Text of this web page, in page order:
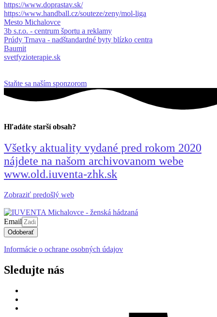
https://www.doprastav.sk/
https://www.handball.cz/souteze/zeny/mol-liga
Mesto Michalovce
3b s.r.o. - centrum športu a reklamy
Prúdy Trnava - nadštandardné byty blízko centra
Baumit
svetfyzioterapie.sk
Staňte sa naším sponzorom
Hľadáte starší obsah?
Všetky aktuality vydané pred rokom 2020
nájdete na našom archivovanom webe
www.old.iuventa-zhk.sk
Zobraziť predošlý web
Email
Odoberať
Informácie o ochrane osobných údajov
Sledujte nás